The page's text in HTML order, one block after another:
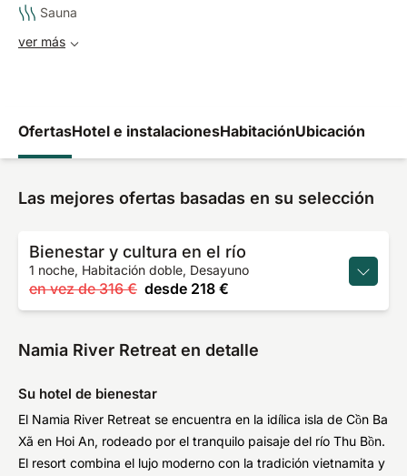
Sauna
ver más
OfertasHotel e instalacionesHabitaciónUbicación
Las mejores ofertas basadas en su selección
Bienestar y cultura en el río
1 noche, Habitación doble, Desayuno
en vez de 316 € desde 218 €
Namia River Retreat en detalle
Su hotel de bienestar
El Namia River Retreat se encuentra en la idílica isla de Cồn Ba
Xã en Hoi An, rodeado por el tranquilo paisaje del río Thu Bồn.
El resort combina el lujo moderno con la tradición vietnamita y